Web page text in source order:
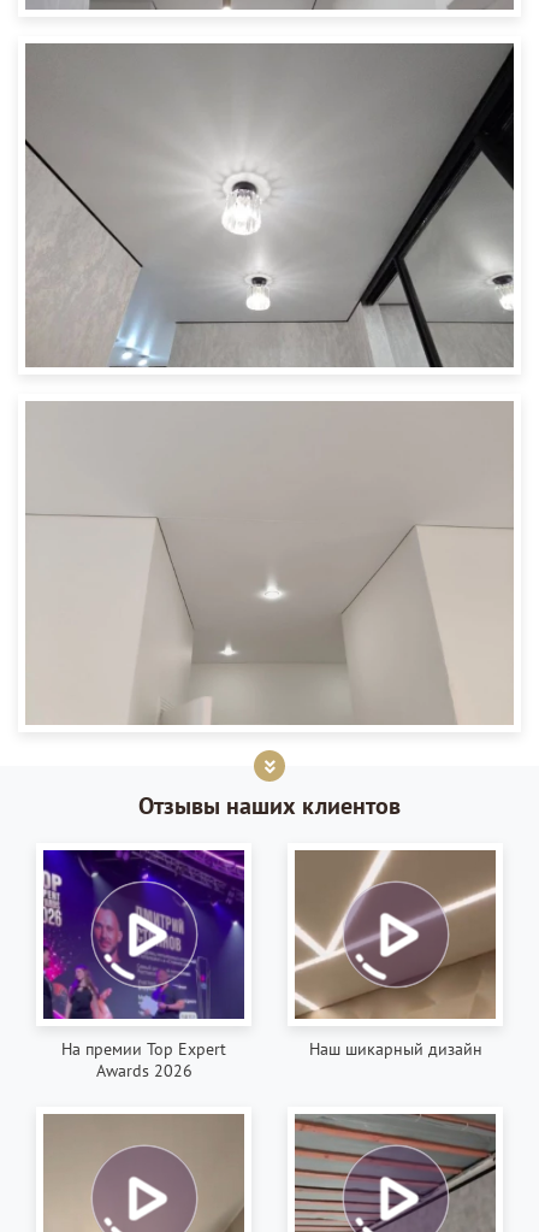
Отзывы наших клиентов
На премии Top Expert
Awards 2026
Наш шикарный дизайн